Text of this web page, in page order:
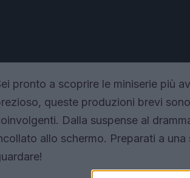
pronto a scoprire le miniserie più
queste produzioni brevi
Dalla suspense al
allo schermo. Preparati a